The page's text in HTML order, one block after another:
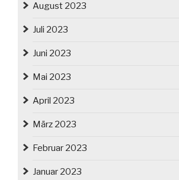
August 2023
Juli 2023
Juni 2023
Mai 2023
April 2023
März 2023
Februar 2023
Januar 2023